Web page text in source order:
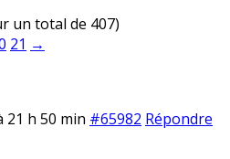
un total de 407)
21 →
21 h 50 min #65982 Répondre